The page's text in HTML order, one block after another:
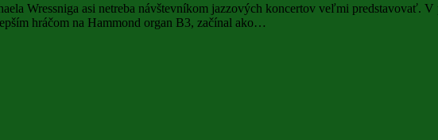
Wressniga asi netreba návštevníkom jazzových koncertov veľmi predstavovať.
hráčom na Hammond organ B3, začínal ako…